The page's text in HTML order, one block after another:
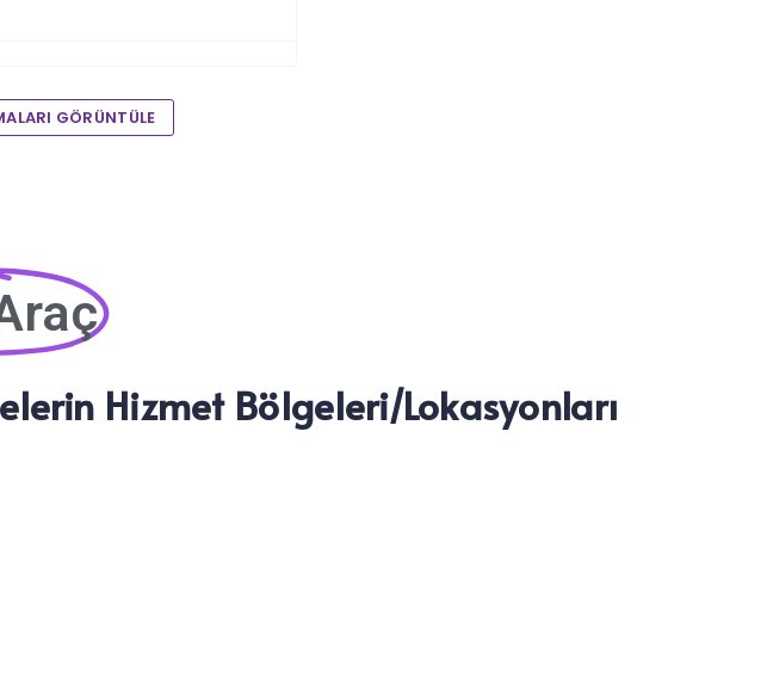
GÖRÜNTÜLE
Hizmet Bölgeleri/Lokasyonları